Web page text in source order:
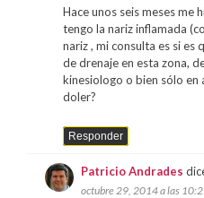
Hace unos seis meses me
tengo la nariz inflamada
nariz , mi consulta es si es
de drenaje en esta zona,
kinesiologo o bien sólo en
doler?
Responder
Patricio Andrades
octubre 29, 2014 a las